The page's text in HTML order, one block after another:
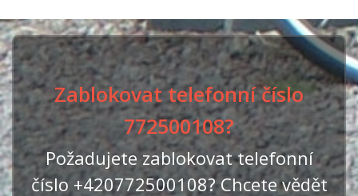
Zablokovat telefonní číslo
772500108?
Požadujete zablokovat telefonní
číslo +420772500108? Chcete vědět